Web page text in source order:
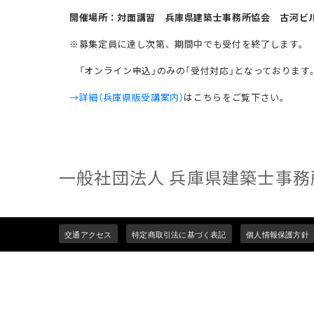
開催場所：対面講習 兵庫県建築士事務所協会 古河ビ
※募集定員に達し次第、期間中でも受付を終了します。
「オンライン申込」のみの「受付対応」となっておりま
→詳細（兵庫県版受講案内）はこちらをご覧下さい。
一般社団法人 兵庫県建築士事
Footer
交通アクセス 特定商取引法に基づく表記 個人情報保護方針